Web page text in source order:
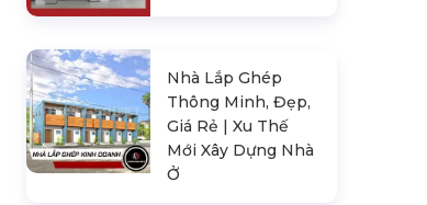
Nhà Lắp Ghép
Thông Minh, Đẹp,
Giá Rẻ | Xu Thế
Mới Xây Dựng Nhà
Ở